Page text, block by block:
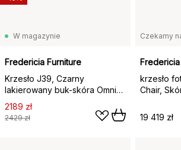
W magazynie
Fredericia Furniture
Krzesło J39, Czarny
lakierowany buk-skóra Omni
301 czarna
2189 zł
2429 zł
Czekamy
krzesło
Chair,
19 419 zł